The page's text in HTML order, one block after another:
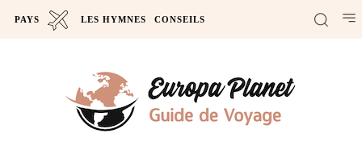
PAYS LES HYMNES CONSEILS